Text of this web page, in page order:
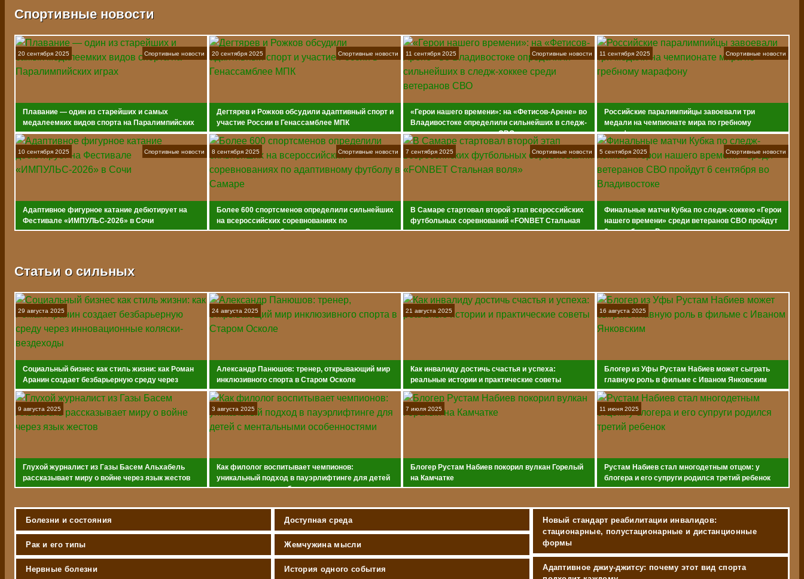
Спортивные новости
20 сентября 2025
Плавание — один из старейших и самых
медалеемких видов спорта на Паралимпийских
играх
Спортивные новости 20 сентября 2025
Дегтярев и Рожков обсудили адаптивный спорт и
участие России в Генассамблее МПК
Спортивные новости 11 сентября 2025
«Герои нашего времени»: на «Фетисов-Арене» во
Владивостоке определили сильнейших в следж-
хоккее среди ветеранов СВО
Спортивные новости 11 сентября 2025
Российские паралимпийцы завоевали три
медали на чемпионате мира по гребному
марафону
Спортивные новости
10 сентября 2025
Адаптивное фигурное катание дебютирует на
Фестивале «ИМПУЛЬС-2026» в Сочи
Спортивные новости 8 сентября 2025
Более 600 спортсменов определили сильнейших
на всероссийских соревнованиях по
адаптивному футболу в Самаре
Спортивные новости 7 сентября 2025
В Самаре стартовал второй этап всероссийских
футбольных соревнований «FONBET Стальная
воля»
Спортивные новости 5 сентября 2025
Финальные матчи Кубка по следж-хоккею «Герои
нашего времени» среди ветеранов СВО пройдут
6 сентября во Владивостоке
Спортивные новости
Статьи о сильных
29 августа 2025
Социальный бизнес как стиль жизни: как Роман
Аранин создает безбарьерную среду через
инновационные коляски-вездеходы
24 августа 2025
Александр Панюшов: тренер, открывающий мир
инклюзивного спорта в Старом Осколе
21 августа 2025
Как инвалиду достичь счастья и успеха:
реальные истории и практические советы
16 августа 2025
Блогер из Уфы Рустам Набиев может сыграть
главную роль в фильме с Иваном Янковским
9 августа 2025
Глухой журналист из Газы Басем Альхабель
рассказывает миру о войне через язык жестов
3 августа 2025
Как филолог воспитывает чемпионов:
уникальный подход в пауэрлифтинге для детей
с ментальными особенностями
7 июля 2025
Блогер Рустам Набиев покорил вулкан Горелый
на Камчатке
11 июня 2025
Рустам Набиев стал многодетным отцом: у
блогера и его супруги родился третий ребенок
Болезни и состояния
Рак и его типы
Нервные болезни
Доступная среда
Жемчужина мысли
История одного события
Новый стандарт реабилитации инвалидов:
стационарные, полустационарные и дистанционные
формы
Адаптивное джиу-джитсу: почему этот вид спорта